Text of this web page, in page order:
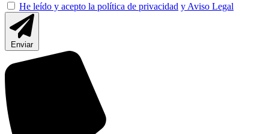
He leído y acepto la política de privacidad y Aviso Legal
Enviar